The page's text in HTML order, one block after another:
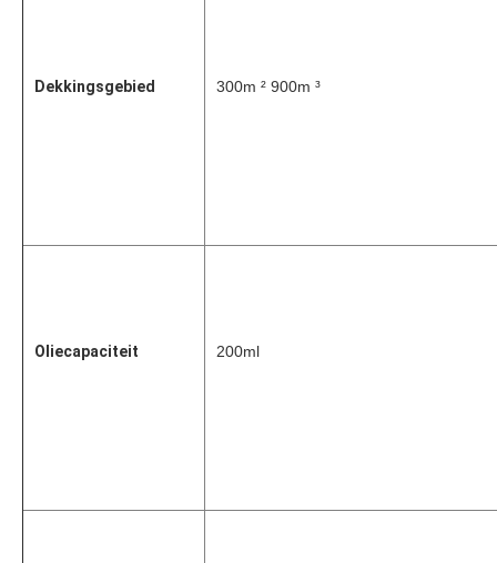
Dekkingsgebied 300m ² 900m ³
Oliecapaciteit 200ml